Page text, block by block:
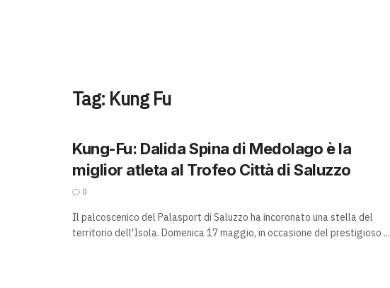
Tag: Kung Fu
Kung-Fu: Dalida Spina di Medolago è la
miglior atleta al Trofeo Città di Saluzzo
0
Il palcoscenico del Palasport di Saluzzo ha incoronato una stella del
territorio dell'Isola. Domenica 17 maggio, in occasione del prestigioso ...